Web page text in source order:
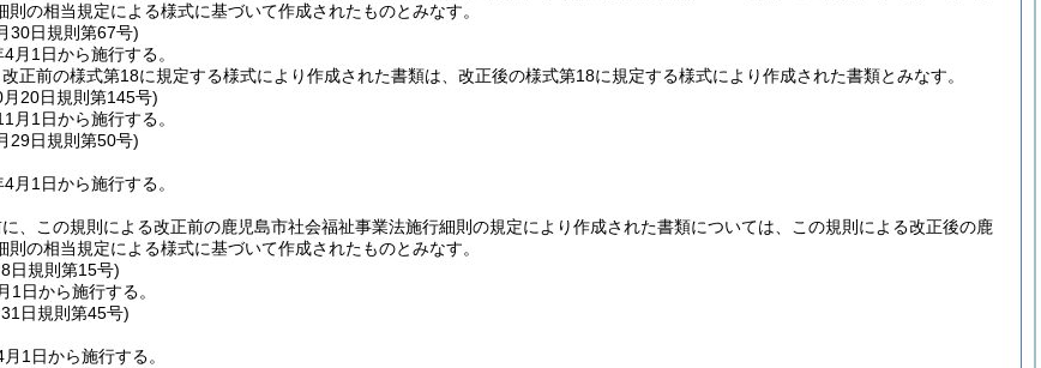
則の相当規定による様式に基づいて作成されたものとみなす。
30日規則第67号)
月1日から施行する。
正前の様式第18に規定する様式により作成された書類は、改正後の様式第18に規定する様式により作成された書類とみなす。
20日規則第145号)
月1日から施行する。
29日規則第50号)
月1日から施行する。
、この規則による改正前の鹿児島市社会福祉事業法施行細則の規定により作成された書類については、この規則による改正後の鹿
則の相当規定による様式に基づいて作成されたものとみなす。
日規則第15号)
1日から施行する。
日規則第45号)
1日から施行する。